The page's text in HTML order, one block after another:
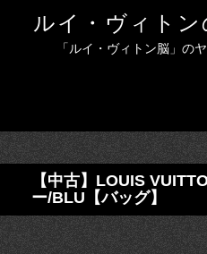
ルイ・ヴィトン
「ルイ・ヴィトン脳」の
【中古】LOUIS
ー/BLU【バッグ】